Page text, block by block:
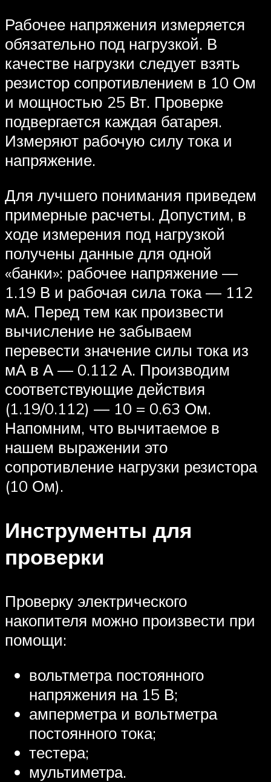
Рабочее напряжения измеряется
обязательно под нагрузкой. В
качестве нагрузки следует взять
резистор сопротивлением в 10 Ом
и мощностью 25 Вт. Проверке
подвергается каждая батарея.
Измеряют рабочую силу тока и
напряжение.
Для лучшего понимания приведем
примерные расчеты. Допустим, в
ходе измерения под нагрузкой
получены данные для одной
«банки»: рабочее напряжение —
1.19 В и рабочая сила тока — 112
мА. Перед тем как произвести
вычисление не забываем
перевести значение силы тока из
мА в А — 0.112 А. Производим
соответствующие действия
(1.19/0.112) — 10 = 0.63 Ом.
Напомним, что вычитаемое в
нашем выражении это
сопротивление нагрузки резистора
(10 Ом).
Инструменты для
проверки
Проверку электрического
накопителя можно произвести при
помощи:
вольтметра постоянного
напряжения на 15 В;
амперметра и вольтметра
постоянного тока;
тестера;
мультиметра.